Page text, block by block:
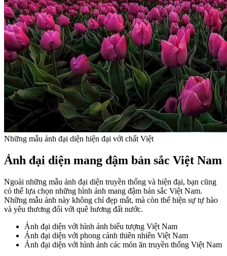
Những mẫu ảnh đại diện hiện đại với chất Việt
Ảnh đại diện mang đậm bản sắc Việt Nam
Ngoài những mẫu ảnh đại diện truyền thống và hiện đại, bạn cũng
có thể lựa chọn những hình ảnh mang đậm bản sắc Việt Nam.
Những mẫu ảnh này không chỉ đẹp mắt, mà còn thể hiện sự tự hào
và yêu thương đối với quê hương đất nước.
Ảnh đại diện với hình ảnh biểu tượng Việt Nam
Ảnh đại diện với phong cảnh thiên nhiên Việt Nam
Ảnh đại diện với hình ảnh các món ăn truyền thống Việt Nam